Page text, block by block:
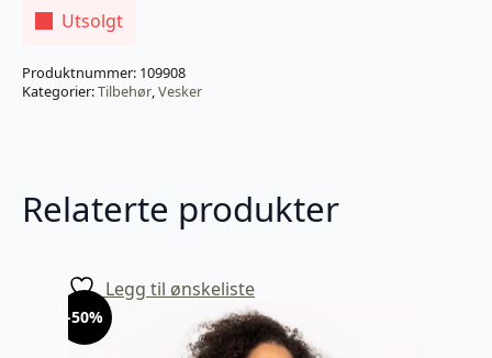
Utsolgt
Produktnummer: 109908
Kategorier:Tilbehør,Vesker
Relaterte produkter
Legg til ønskeliste
-50%